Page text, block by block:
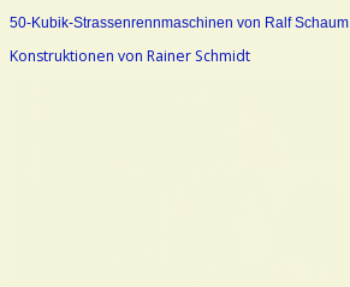
50-Kubik-Strassenrennmaschinen von Ralf Schaum
Konstruktionen von Rainer Schmidt